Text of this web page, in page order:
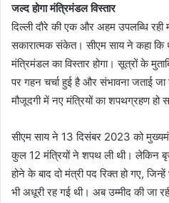
जल्द होगा मंत्रिमंडल विस्तार
दिल्ली दौरे की एक और अहम उपलब्धि रही
सकारात्मक संकेत। सीएम साय ने कहा कि
मंत्रिमंडल का विस्तार होगा। सूत्रों के
पर गहन चर्चा हुई है और संभावना जताई जा
मौजूदगी में नए मंत्रियों का शपथग्रहण हो
सीएम साय ने 13 दिसंबर 2023 को
कुल 12 मंत्रियों ने शपथ ली थी। लेकिन
होने के बाद दो मंत्री पद रिक्त हो गए,
भी अधूरी रह गई थी। अब उम्मीद की जा